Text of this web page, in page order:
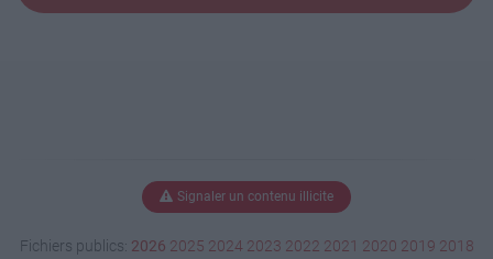
Signaler un contenu illicite
Fichiers publics: 2026 2025 2024 2023 2022 2021 2020 2019 2018